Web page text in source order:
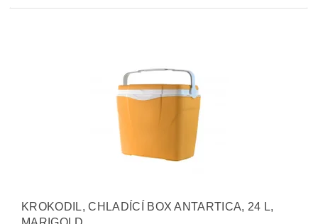
KROKODIL, CHLADÍCÍ BOX ANTARTICA, 24 L,